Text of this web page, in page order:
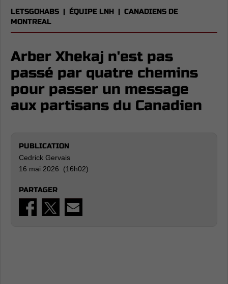
LETSGOHABS | ÉQUIPE LNH | CANADIENS DE
MONTREAL
Arber Xhekaj n'est pas
passé par quatre chemins
pour passer un message
aux partisans du Canadien
PUBLICATION
Cedrick Gervais
16 mai 2026 (16h02)
PARTAGER